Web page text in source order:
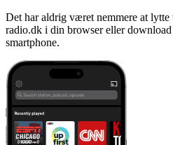
Det har aldrig været nemmere at
radio.dk i din browser eller
smartphone.